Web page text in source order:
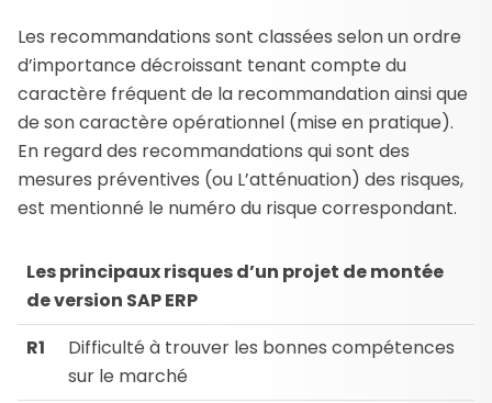
Les recommandations sont classées selon un ordre
d’importance décroissant tenant compte du
caractère fréquent de la recommandation ainsi que
de son caractère opérationnel (mise en pratique).
En regard des recommandations qui sont des
mesures préventives (ou L’atténuation) des risques,
est mentionné le numéro du risque correspondant.
Les principaux risques d’un projet de montée
de version SAP ERP
R1
Difficulté à trouver les bonnes compétences
sur le marché